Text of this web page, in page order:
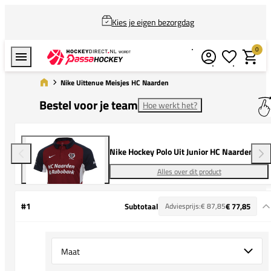
Kies je eigen bezorgdag
0
Nike Uittenue Meisjes HC Naarden
Bestel voor je team Hoe werkt het?
Nike Hockey Polo Uit Junior HC Naarden
Alles over dit product
#1 Subtotaal Adviesprijs:€ 87,85€ 77,85